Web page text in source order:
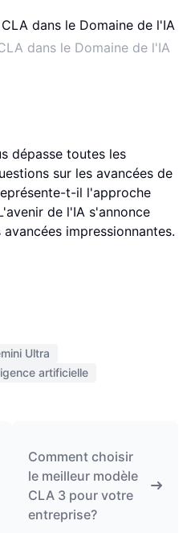
dans le Domaine de l'IA
dépasse toutes les
sur les avancées de
t-il l'approche
de l'IA s'annonce
impressionnantes.
Ultra
artificielle
Comment choisir
le meilleur modèle
CLA 3 pour votre
entreprise?